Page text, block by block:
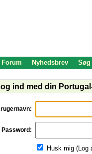
Forum Nyhedsbrev Søg
ind med din
Password:
Husk mig (Log